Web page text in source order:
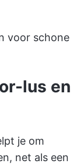
voor schone
lus en
je om
net als een